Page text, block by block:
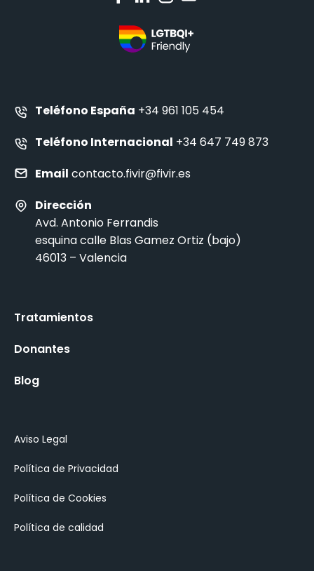
Teléfono España +34 961 105 454
Teléfono Internacional +34 647 749 873
Email contacto.fivir@fivir.es
Dirección
Avd. Antonio Ferrandis
esquina calle Blas Gamez Ortiz (bajo)
46013 – Valencia
Tratamientos
Donantes
Blog
Aviso Legal
Política de Privacidad
Política de Cookies
Política de calidad